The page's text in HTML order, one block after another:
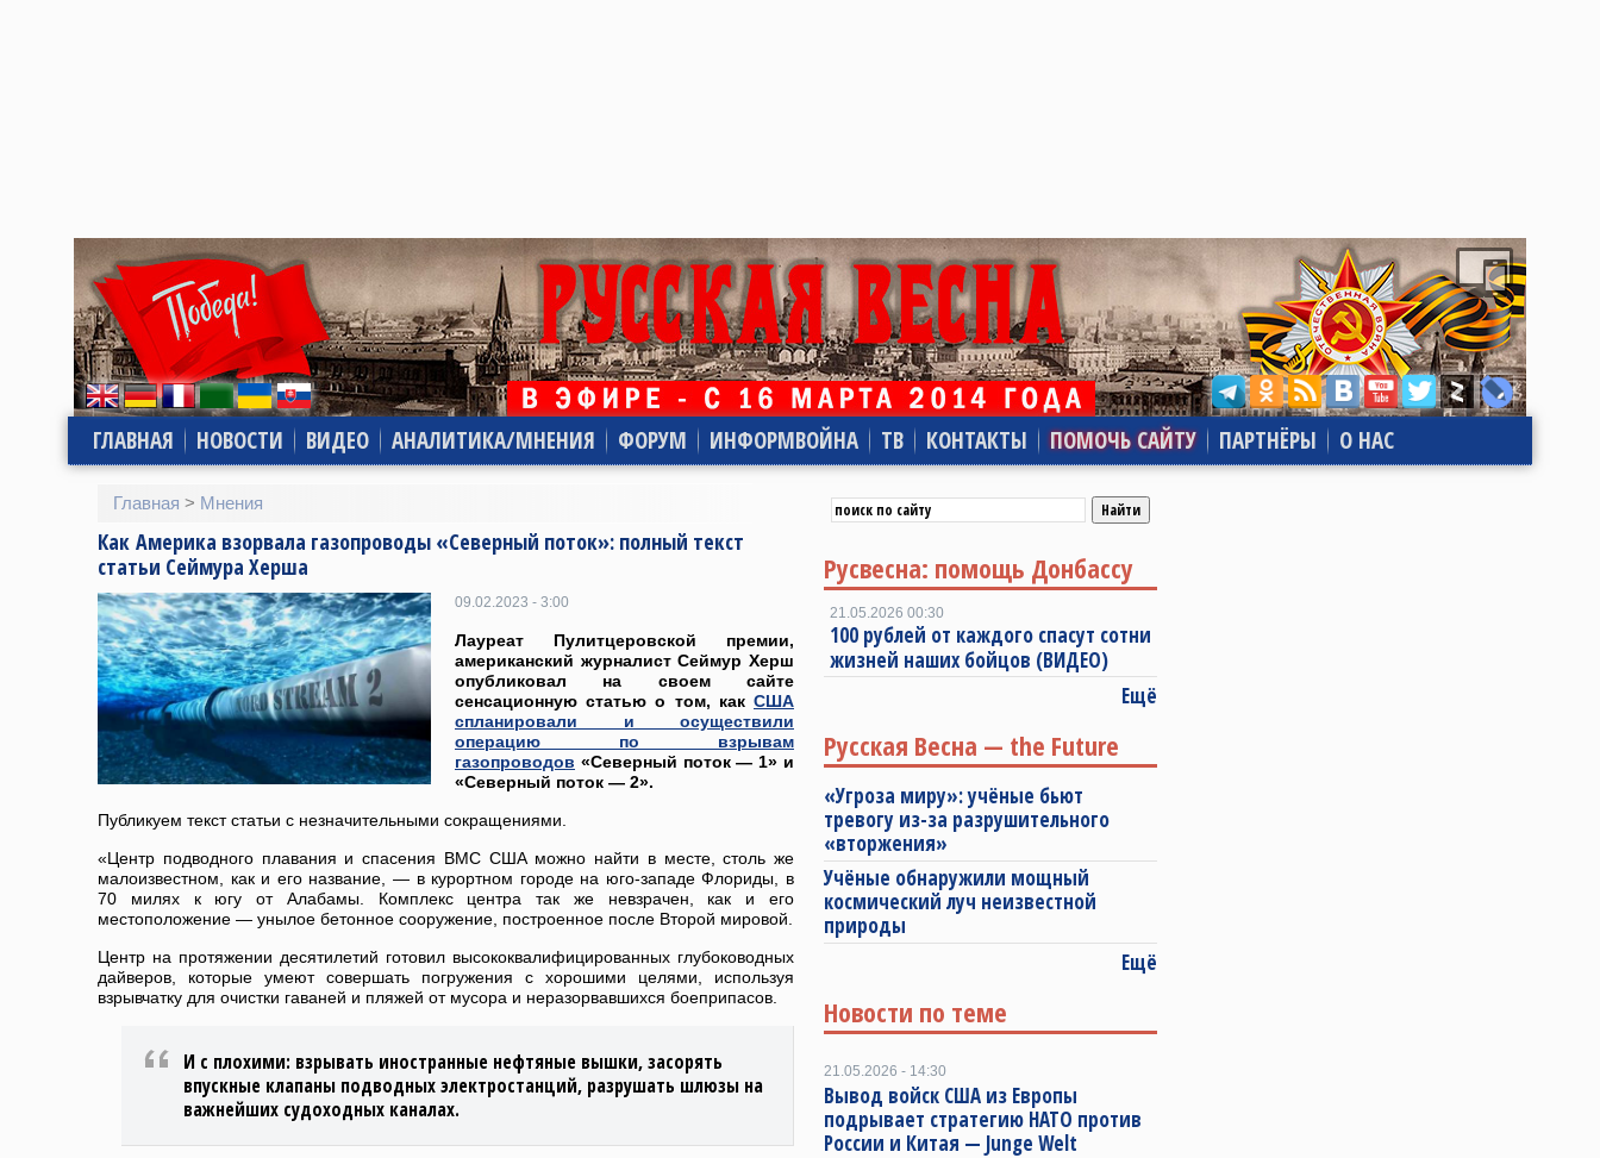
ГЛАВНАЯ НОВОСТИ ВИДЕО АНАЛИТИКА/МНЕНИЯ ФОРУМ ИНФОРМВОЙНА ТВ КОНТАКТЫ ПОМОЧЬ САЙТУ ПАРТНЁРЫ О НАС
Главная > Мнения
Как Америка взорвала газопроводы «Северный поток»: полный текст
статьи Сеймура Херша
09.02.2023 - 3:00
Лауреат Пулитцеровской премии,
американский журналист Сеймур Херш
опубликовал на своем сайте
сенсационную статью о том, как США
спланировали и осуществили
операцию по взрывам
газопроводов «Северный поток — 1» и
«Северный поток — 2».
Публикуем текст статьи с незначительными сокращениями.
«Центр подводного плавания и спасения ВМС США можно найти в месте, столь же
малоизвестном, как и его название, — в курортном городе на юго-западе Флориды, в
70 милях к югу от Алабамы. Комплекс центра так же невзрачен, как и его
местоположение — унылое бетонное сооружение, построенное после Второй мировой.
Центр на протяжении десятилетий готовил высококвалифицированных глубоководных
дайверов, которые умеют совершать погружения с хорошими целями, используя
взрывчатку для очистки гаваней и пляжей от мусора и неразорвавшихся боеприпасов.
И с плохими: взрывать иностранные нефтяные вышки, засорять
впускные клапаны подводных электростанций, разрушать шлюзы на
важнейших судоходных каналах.
Русвесна: помощь Донбассу
21.05.2026 00:30
100 рублей от каждого спасут сотни
жизней наших бойцов (ВИДЕО)
Ещё
Русская Весна — the Future
«Угроза миру»: учёные бьют
тревогу из-за разрушительного
«вторжения»
Учёные обнаружили мощный
космический луч неизвестной
природы
Ещё
Новости по теме
21.05.2026 - 14:30
Вывод войск США из Европы
подрывает стратегию НАТО против
России и Китая — Junge Welt